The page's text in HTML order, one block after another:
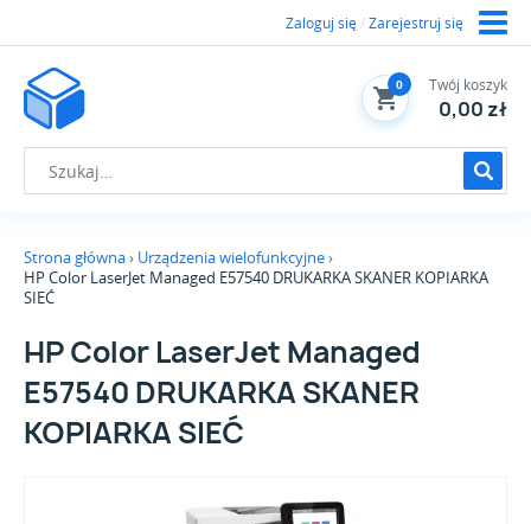
Zaloguj się /Zarejestruj się
0 Twój koszyk
0,00 zł
Strona główna
Urządzenia wielofunkcyjne
HP Color LaserJet Managed E57540 DRUKARKA SKANER KOPIARKA
SIEĆ
HP Color LaserJet Managed
E57540 DRUKARKA SKANER
KOPIARKA SIEĆ